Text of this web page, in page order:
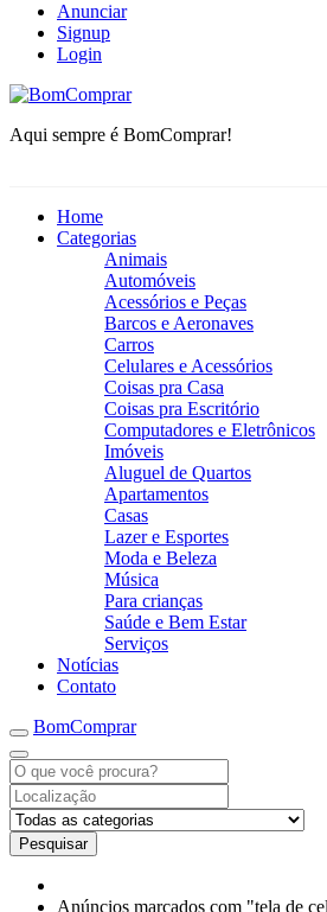
Anunciar
Signup
Login
BomComprar
Aqui sempre é BomComprar!
Home
Categorias
Animais
Automóveis
Acessórios e Peças
Barcos e Aeronaves
Carros
Celulares e Acessórios
Coisas pra Casa
Coisas pra Escritório
Computadores e Eletrônicos
Imóveis
Aluguel de Quartos
Apartamentos
Casas
Lazer e Esportes
Moda e Beleza
Música
Para crianças
Saúde e Bem Estar
Serviços
Notícias
Contato
BomComprar
Pesquisar
Anúncios marcados com "tela de